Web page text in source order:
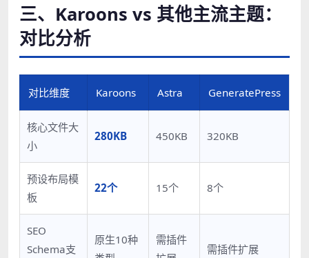
三、Karoons vs 其他主流主题：
对比分析
对比维度 Karoons Astra GeneratePress
核心文件大
小
280KB 450KB 320KB
预设布局模
板
22个 15个 8个
SEO
Schema支
原生10种
需插件
需插件扩展